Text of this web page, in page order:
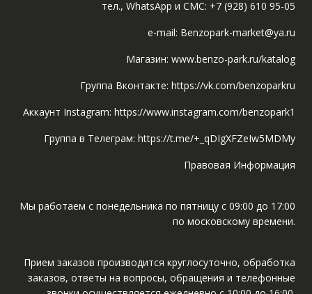
тел., WhatsApp и СМС: +7 (928) 610 95-05
e-mail: Benzopark-market@ya.ru
Магазин: www.benzo-park.ru/katalog
Группа Вконтакте: https://vk.com/benzoparkru
Аккаунт Instagram: https://www.instagram.com/benzopark1
Группа в Телеграм: https://t.me/+_qDIgXFZeIw5MDMy
Правовая Информация
Мы работаем с понедельника по пятницу с 09:00 до 17:00
по московскому времени.
Прием заказов производится круглосуточно, обработка
заказов, ответы на вопросы, обращения и телефонные